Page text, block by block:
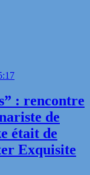
: rencontre
de
était de
Exquisite